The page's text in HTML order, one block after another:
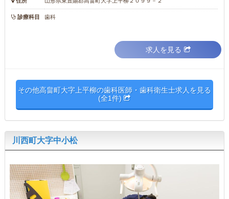
診療科目 歯科
求人を見る
その他高畠町大字上平柳の歯科医師・歯科衛生士求人を見る
(全1件)
川西町大字中小松